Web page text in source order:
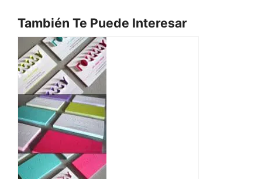
También Te Puede Interesar